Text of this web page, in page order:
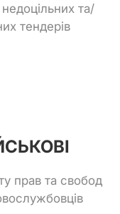
та/
тендерів
прав та свобод